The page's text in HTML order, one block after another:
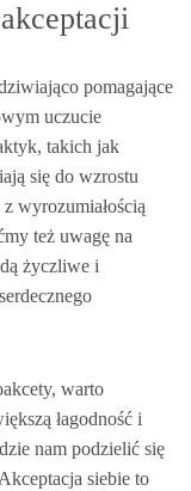
pomagające
uczucie
takich jak
się do wzrostu
wyrozumiałością
też uwagę na
życzliwe i
warto
łagodność i
nam podzielić się
siebie to